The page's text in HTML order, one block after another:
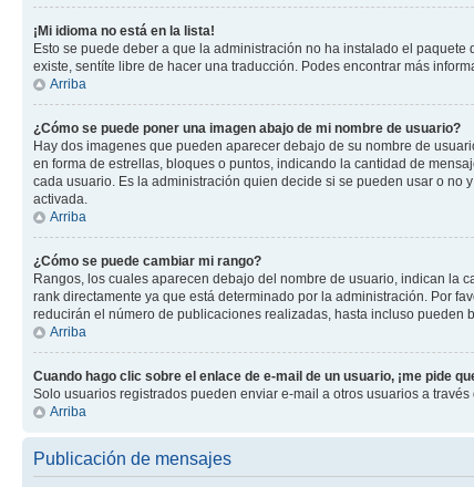
¡Mi idioma no está en la lista!
Esto se puede deber a que la administración no ha instalado el
existe, sentíte libre de hacer una traducción. Podes encontrar más
Arriba
¿Cómo se puede poner una imagen abajo de mi nombre de usuario?
Hay dos imagenes que pueden aparecer debajo de su nombre de
en forma de estrellas, bloques o puntos, indicando la cantidad de
cada usuario. Es la administración quien decide si se pueden usar o
activada.
Arriba
¿Cómo se puede cambiar mi rango?
Rangos, los cuales aparecen debajo del nombre de usuario, indican la
rank directamente ya que está determinado por la administración. Por
reducirán el número de publicaciones realizadas, hasta incluso pueden
Arriba
Cuando hago clic sobre el enlace de e-mail de un usuario, ¡me pide
Solo usuarios registrados pueden enviar e-mail a otros usuarios a
Arriba
Publicación de mensajes